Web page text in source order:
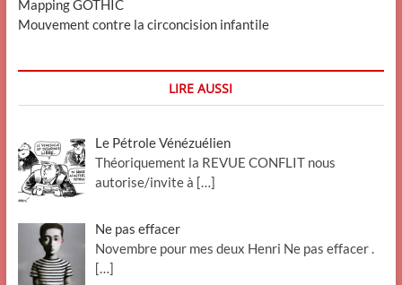
Mapping GOTHIC
Mouvement contre la circoncision infantile
LIRE AUSSI
Le Pétrole Vénézuélien
Théoriquement la REVUE CONFLIT nous
autorise/invite à […]
Ne pas effacer
Novembre pour mes deux Henri Ne pas effacer .
[…]